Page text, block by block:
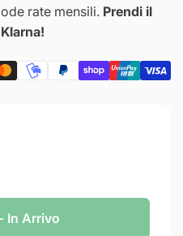
rate mensili. Prendi il
In Arrivo